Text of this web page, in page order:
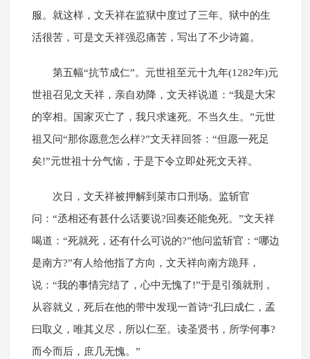
服。就这样，文天祥在监狱中度过了三年。狱中的生
活很苦，可是文天祥强忍痛苦，写出了不少诗篇。
第五幅“抗节成仁”。元世祖至元十九年(1282年)元
世祖召见文天祥，亲自劝降，文天祥说道：“我是大宋
的宰相。国家灭亡了，我只求速死。不当久生。”元世
祖又问“那你愿意怎么样?”文天祥回答：“但愿一死足
矣!”元世祖十分气恼，于是下令立即处死文天祥。
次日，文天祥被押解到菜市口刑场。监斩官
问：“丞相还有甚什么话要说?回奏还能免死。”文天祥
喝道：“死就死，还有什么可说的?”他问监斩官：“哪边
是南方?”有人给他指了方向，文天祥向南方跪拜，
说：“我的事情完结了，心中无愧了!”于是引颈就刑，
从容就义，死后在他的带中发现一首诗“孔曰成仁，孟
曰取义，唯其义尽，所以仁至。读圣贤书，所学何事?
而今而后，庶几无愧。”